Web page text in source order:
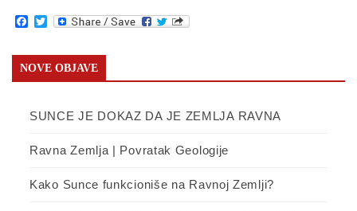
Facebook
Twitter
NOVE OBJAVE
SUNCE JE DOKAZ DA JE ZEMLJA RAVNA
Ravna Zemlja | Povratak Geologije
Kako Sunce funkcioniše na Ravnoj Zemlji?